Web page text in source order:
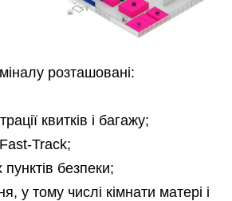
розташовані:
квитків і багажу;
Track;
безпеки;
у тому числі кімнати матері і